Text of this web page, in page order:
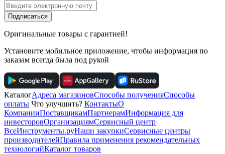
Подписаться
Оригинальные товары с гарантией!
Установите мобильное приложение, чтобы информация по
заказам всегда была под рукой
КаталогАдреса магазиновСпособы полученияСпособы
оплаты Что улучшить? КонтактыО
КомпанииПоставщикамПартнерамИнформация для
инвесторовОрганизациямСервисный центр
ВсеИнструменты.руНаши закупкиСервисные центры
производителейПравила применения рекомендательных
технологийКаталог товаров